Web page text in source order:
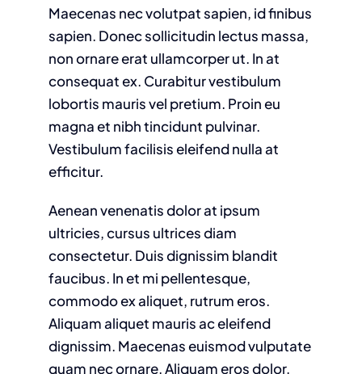
Maecenas nec volutpat sapien, id finibus
sapien. Donec sollicitudin lectus massa,
non ornare erat ullamcorper ut. In at
consequat ex. Curabitur vestibulum
lobortis mauris vel pretium. Proin eu
magna et nibh tincidunt pulvinar.
Vestibulum facilisis eleifend nulla at
efficitur.
Aenean venenatis dolor at ipsum
ultricies, cursus ultrices diam
consectetur. Duis dignissim blandit
faucibus. In et mi pellentesque,
commodo ex aliquet, rutrum eros.
Aliquam aliquet mauris ac eleifend
dignissim. Maecenas euismod vulputate
quam nec ornare. Aliquam eros dolor,